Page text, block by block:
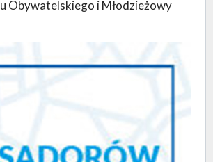
Obywatelskiego i Młodzieżowy